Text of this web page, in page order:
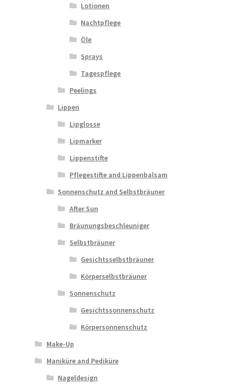
Lotionen
Nachtpflege
Öle
Sprays
Tagespflege
Peelings
Lippen
Lipglosse
Lipmarker
Lippenstifte
Pflegestifte and Lippenbalsam
Sonnenschutz and Selbstbräuner
After Sun
Bräunungsbeschleuniger
Selbstbräuner
Gesichtsselbstbräuner
Körperselbstbräuner
Sonnenschutz
Gesichtssonnenschutz
Körpersonnenschutz
Make-Up
Maniküre and Pediküre
Nageldesign